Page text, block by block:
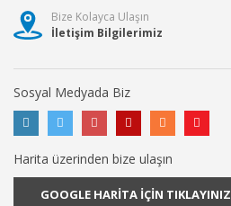
Bize Kolayca Ulaşın
İletişim Bilgilerimiz
Sosyal Medyada Biz
Harita üzerinden bize ulaşın
GOOGLE HARİTA İÇİN TIKLAYINIZ